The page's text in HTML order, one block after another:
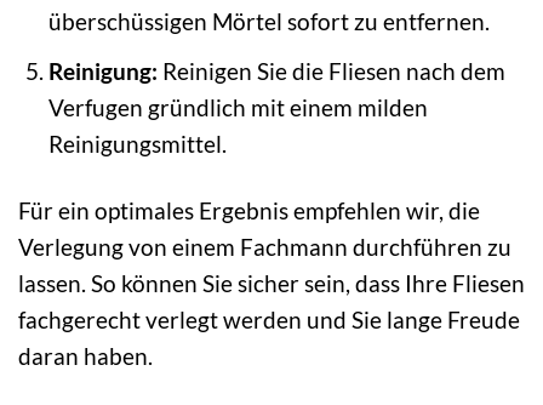
überschüssigen Mörtel sofort zu entfernen.
Reinigung: Reinigen Sie die Fliesen nach dem
Verfugen gründlich mit einem milden
Reinigungsmittel.
Für ein optimales Ergebnis empfehlen wir, die
Verlegung von einem Fachmann durchführen zu
lassen. So können Sie sicher sein, dass Ihre Fliesen
fachgerecht verlegt werden und Sie lange Freude
daran haben.